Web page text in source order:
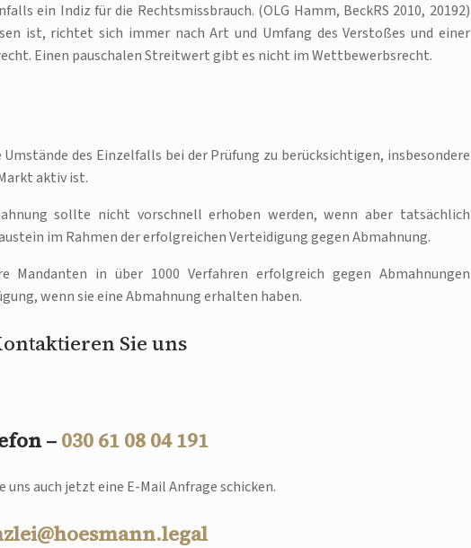
ein Indiz für die Rechtsmissbrauch. (OLG Hamm, BeckRS 2010, 20192)
ist, richtet sich immer nach Art und Umfang des Verstoßes und einer
Einen pauschalen Streitwert gibt es nicht im Wettbewerbsrecht.
des Einzelfalls bei der Prüfung zu berücksichtigen, insbesondere
aktiv ist.
sollte nicht vorschnell erhoben werden, wenn aber tatsächlich
im Rahmen der erfolgreichen Verteidigung gegen Abmahnung.
Mandanten in über 1000 Verfahren erfolgreich gegen Abmahnungen
wenn sie eine Abmahnung erhalten haben.
Sie uns
–030 61 08 04 191
uns auch jetzt eine E-Mail Anfrage schicken.